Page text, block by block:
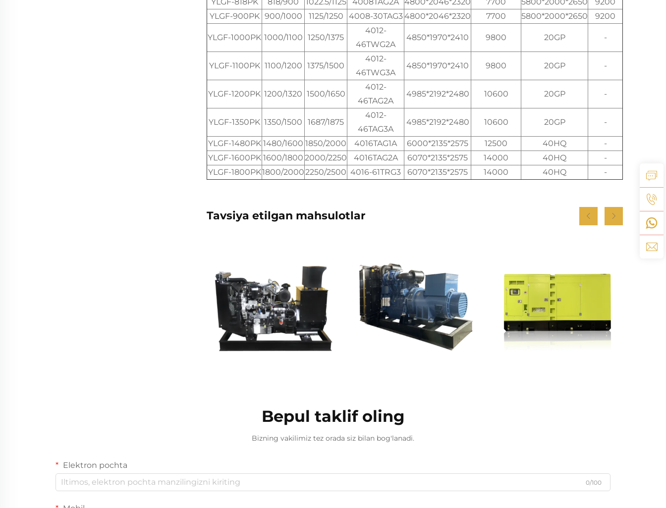
YLGF-900PK 900/1000 1125/1250 4008-30TAG34800*2046*2320 7700 5800*2000*2650 9200
YLGF-1000PK 1000/1100 1250/1375
4012-
46TWG2A
4850*1970*2410 9800 20GP -
YLGF-1100PK 1100/1200 1375/1500
4012-
46TWG3A
4850*1970*2410 9800 20GP -
YLGF-1200PK 1200/1320 1500/1650
4012-
46TAG2A
4985*2192*2480 10600 20GP -
YLGF-1350PK 1350/1500 1687/1875
4012-
46TAG3A
4985*2192*2480 10600 20GP -
YLGF-1480PK 1480/1600 1850/2000 4016TAG1A 6000*2135*2575 12500 40HQ
-
YLGF-1600PK 1600/1800 2000/2250 4016TAG2A 6070*2135*2575 14000 40HQ
-
YLGF-1800PK1800/20002250/2500 4016-61TRG3 6070*2135*2575 14000 40HQ -
Tavsiya etilgan mahsulotlar
Bepul taklif oling
Bizning vakilimiz tez orada siz bilan bog'lanadi.
Elektron pochta
0/100